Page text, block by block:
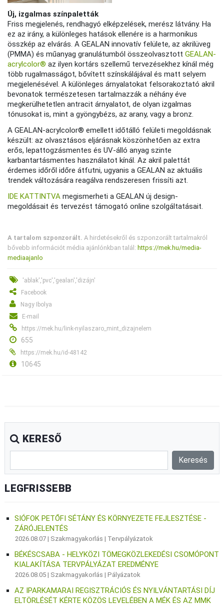
Új, izgalmas színpaletták
Friss megjelenés, rendhagyó elképzelések, merész látvány. Ha
ez az irány, a különleges hatások ellenére is a harmonikus
összkép az elvárás. A GEALAN innovatív felülete, az akrilüveg
(PMMA) és műanyag granulátumból összeolvasztottGEALAN-
acrylcolor® az ilyen kortárs szellemű tervezésekhez kínál még
több rugalmasságot, bővített színskálájával és matt selyem
megjelenésével. A különleges árnyalatokat felsorakoztató akril
bevonatok természetesen tartalmazzák a néhány éve
megkerülhetetlen antracit árnyalatot, de olyan izgalmas
tónusokat is, mint a gyöngybézs, az arany, vagy a bronz.
A GEALAN-acrylcolor® emellett időtálló felületi megoldásnak
készült: az olvasztásos eljárásnak köszönhetően az extra
erős, lepattogzásmentes és UV-álló anyag szinte
karbantartásmentes használatot kínál. Az akril palettát
érdemes időről időre átfutni, ugyanis a GEALAN az aktuális
trendek változására reagálva rendszeresen frissíti azt.
IDE KATTINTVA megismerheti a GEALAN új design-
megoldásait és tervezést támogató online szolgáltatásait.
A tartalom szponzorált. A hirdetésekről és szponzorált tartalmakról
bővebb információt média ajánlónkban talál: https://mek.hu/media-
mediaajanlo
'ablak','pvc','gealan','dizájn'
Facebook
Nagy Ibolya
E-mail
https://mek.hu/link-nyilaszaro_mint_dizajnelem
655
https://mek.hu/id-48142
10645
KERESŐ
LEGFRISSEBB
SIÓFOK PETŐFI SÉTÁNY ÉS KÖRNYEZETE FEJLESZTÉSE -
ZÁRÓJELENTÉS
2026.08.07 | Szakmagyakorlás | Tervpályázatok
BÉKÉSCSABA - HELYKÖZI TÖMEGKÖZLEKEDÉSI CSOMÓPONT
KIALAKÍTÁSA TERVPÁLYÁZAT EREDMÉNYE
2026.08.05 | Szakmagyakorlás |Pályázatok
AZ IPARKAMARAI REGISZTRÁCIÓS ÉS NYILVÁNTARTÁSI DÍJ
ELTÖRLÉSÉT KÉRTE KÖZÖS LEVELÉBEN A MÉK ÉS AZ MMK